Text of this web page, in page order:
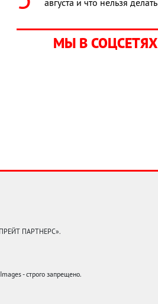
августа и что нельзя делать
МЫ В СОЦСЕТЯХ
ПАРТНЕРС».
- строго запрещено.